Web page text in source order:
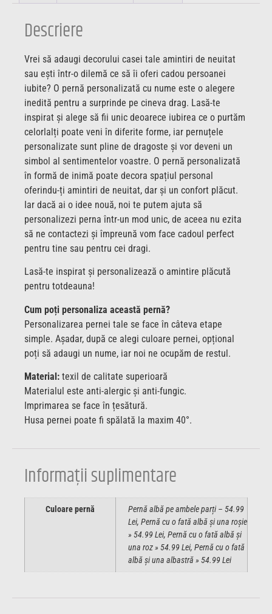
Descriere
Vrei să adaugi decorului casei tale amintiri de neuitat
sau ești într-o dilemă ce să îi oferi cadou persoanei
iubite? O pernă personalizată cu nume este o alegere
inedită pentru a surprinde pe cineva drag. Lasă-te
inspirat și alege să fii unic deoarece iubirea ce o purtăm
celorlalți poate veni în diferite forme, iar pernuțele
personalizate sunt pline de dragoste și vor deveni un
simbol al sentimentelor voastre. O pernă personalizată
în formă de inimă poate decora spațiul personal
oferindu-ți amintiri de neuitat, dar și un confort plăcut.
Iar dacă ai o idee nouă, noi te putem ajuta să
personalizezi perna într-un mod unic, de aceea nu ezita
să ne contactezi și împreună vom face cadoul perfect
pentru tine sau pentru cei dragi.
Lasă-te inspirat și personalizează o amintire plăcută
pentru totdeauna!
Cum poți personaliza această pernă?
Personalizarea pernei tale se face în câteva etape
simple. Așadar, după ce alegi culoare pernei, opțional
poți să adaugi un nume, iar noi ne ocupăm de restul.
Material: texil de calitate superioară
Materialul este anti-alergic și anti-fungic.
Imprimarea se face în țesătură.
Husa pernei poate fi spălată la maxim 40°.
Informații suplimentare
Culoare pernă
Pernă albă pe ambele parți – 54.99
Lei, Pernă cu o fată albă și una roșie
» 54.99 Lei, Pernă cu o fată albă și
una roz » 54.99 Lei, Pernă cu o fată
albă și una albastră » 54.99 Lei